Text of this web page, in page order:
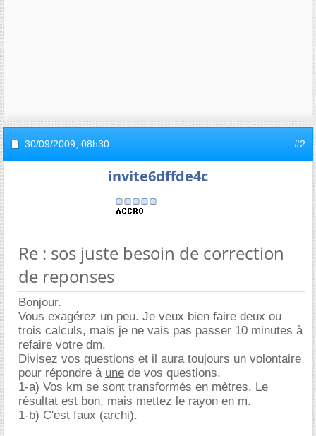
30/09/2009, 08h30 #2
invite6dffde4c
Re : sos juste besoin de correction
de reponses
Bonjour.
Vous exagérez un peu. Je veux bien faire deux ou
trois calculs, mais je ne vais pas passer 10 minutes à
refaire votre dm.
Divisez vos questions et il aura toujours un volontaire
pour répondre à une de vos questions.
1-a) Vos km se sont transformés en mètres. Le
résultat est bon, mais mettez le rayon en m.
1-b) C'est faux (archi).